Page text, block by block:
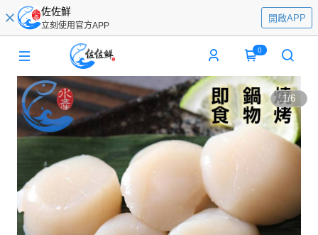
佐佐鮮
立刻使用官方APP
開啟APP
0
1/6